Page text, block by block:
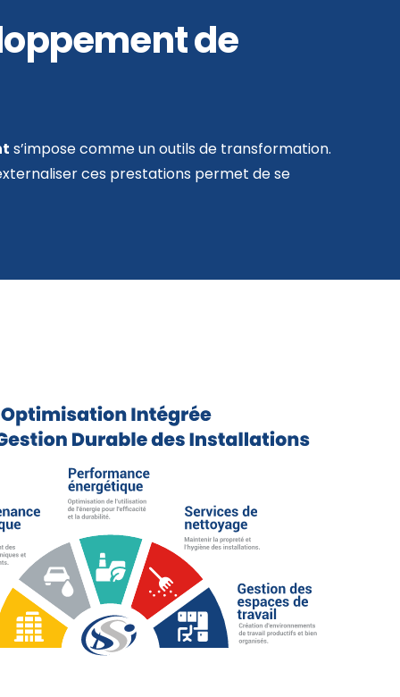
de
s’impose comme un outils de transformation.
ces prestations permet de se